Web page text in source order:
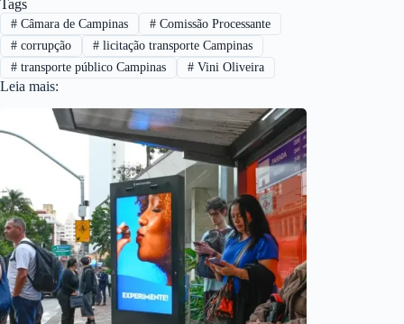
Tags
#Câmara de Campinas #Comissão Processante
#corrupção #licitação transporte Campinas
#transporte público Campinas #Vini Oliveira
Leia mais: